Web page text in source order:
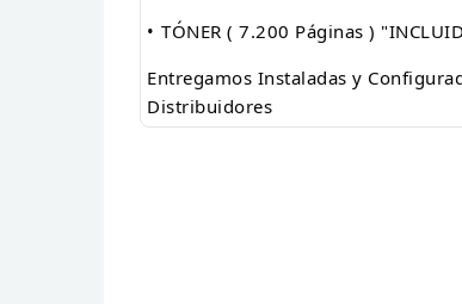
• TÓNER ( 7.200 Páginas )
Entregamos Instaladas y
Distribuidores